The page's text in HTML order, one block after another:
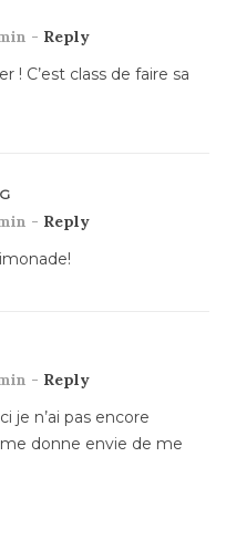
- Reply
! C’est class de faire sa
- Reply
- Reply
je n’ai pas encore
donne envie de me